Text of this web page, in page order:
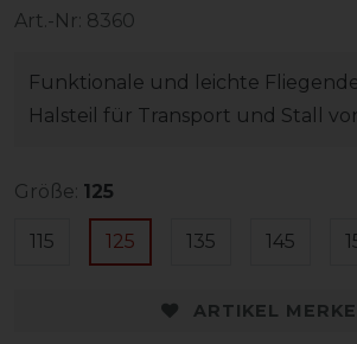
Art.-Nr: 8360
Funktionale und leichte
Halsteil für Transport und Stall
Größe: 125
115 125 135 145
ARTIKEL